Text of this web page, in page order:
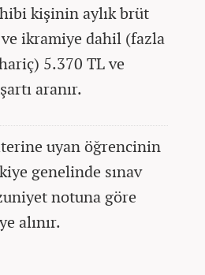
kişinin aylık brüt
ikramiye dahil (fazla
5.370 TL ve
aranır.
uyan öğrencinin
genelinde sınav
notuna göre
alınır.